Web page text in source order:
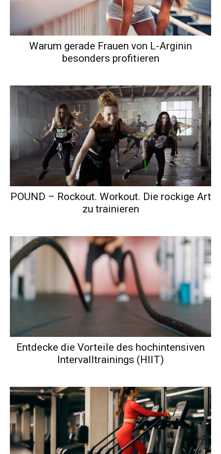
Warum gerade Frauen von L-Arginin
besonders profitieren
POUND – Rockout. Workout. Die rockige Art
zu trainieren
Entdecke die Vorteile des hochintensiven
Intervalltrainings (HIIT)